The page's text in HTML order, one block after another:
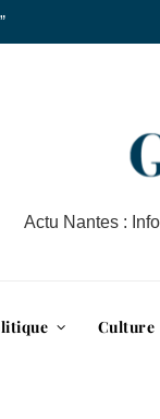
Actu Nantes :
Culture